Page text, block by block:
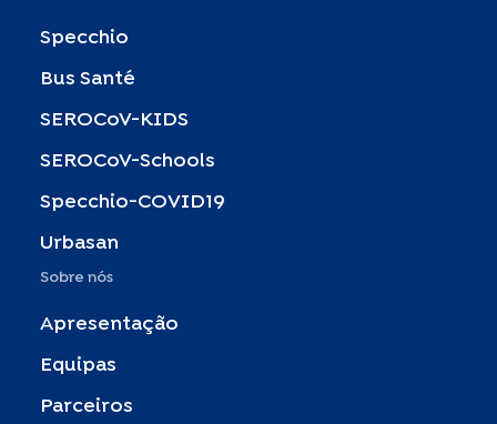
Specchio
Bus Santé
SEROCoV-KIDS
SEROCoV-Schools
Specchio-COVID19
Urbasan
Sobre nós
Apresentação
Equipas
Parceiros